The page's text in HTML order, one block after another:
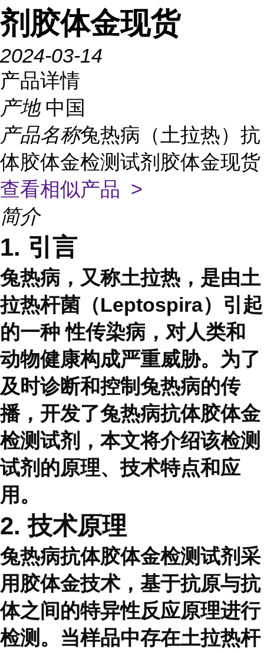
剂胶体金现货
2024-03-14
产品详情
产地 中国
产品名称兔热病（土拉热）抗
体胶体金检测试剂胶体金现货
查看相似产品 >
简介
1. 引言
兔热病，又称土拉热，是由土
拉热杆菌（Leptospira）引起
的一种 性传染病，对人类和
动物健康构成严重威胁。为了
及时诊断和控制兔热病的传
播，开发了兔热病抗体胶体金
检测试剂，本文将介绍该检测
试剂的原理、技术特点和应
用。
2. 技术原理
兔热病抗体胶体金检测试剂采
用胶体金技术，基于抗原与抗
体之间的特异性反应原理进行
检测。当样品中存在土拉热杆